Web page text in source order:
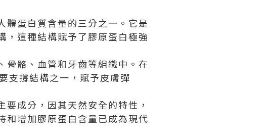
體蛋白質含量的三分之一。它是
，這種結構賦予了膠原蛋白極強
骨骼、血管和牙齒等組織中。在
支撐結構之一，賦予皮膚彈
要成分，因其天然安全的特性，
和增加膠原蛋白含量已成為現代